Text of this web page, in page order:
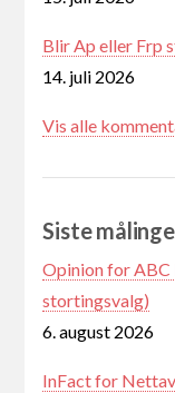
Blir Ap eller Frp
14. juli 2026
Vis alle
Siste
Opinion for ABC
stortingsvalg)
6. august 2026
InFact for